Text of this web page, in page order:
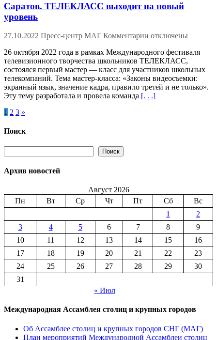
Саратов. ТЕЛЕКЛАСС выходит на новый
уровень
27.10.2022 Пресс-центр МАГ Комментарии к
Саратов.
ТЕЛЕКЛАСС
выходит
на
новый
уровень
отключены
26 октября 2022 года в рамках Международного фестиваля
телевизионного творчества школьников ТЕЛЕКЛАСС,
состоялся первый мастер — класс для участников школьных
телекомпаний. Тема мастер-класса: «Законы видеосъемки:
экранный язык, значение кадра, правило третей и не только».
Эту тему разработала и провела команда [. . .]
Пагинация
записей
1 2 3 »
Поиск
Поиск
Архив новостей
Август 2026
Пн
Вт Ср Чт Пт Сб
Вс
1
2
3
4 5 6 7 8
9
10
11 12 13 14 15
16
17
18 19 20 21 22
23
24
25 26 27 28 29
30
31
« Июл
Международная Ассамблея столиц и крупных городов
Об Ассамблее столиц и крупных городов СНГ (МАГ)
План мероприятий Международной Ассамблеи столиц